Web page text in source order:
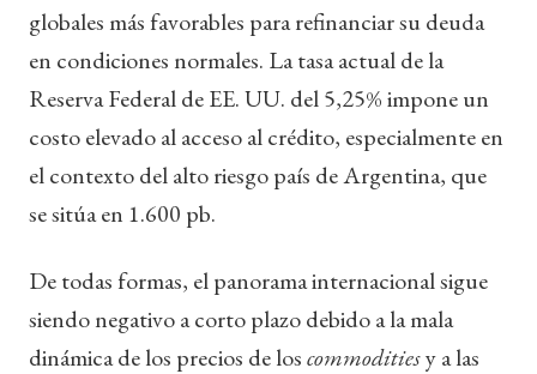
globales más favorables para refinanciar su deuda
en condiciones normales. La tasa actual de la
Reserva Federal de EE. UU. del 5,25% impone un
costo elevado al acceso al crédito, especialmente en
el contexto del alto riesgo país de Argentina, que
se sitúa en 1.600 pb.
De todas formas, el panorama internacional sigue
siendo negativo a corto plazo debido a la mala
dinámica de los precios de loscommoditiesy a las